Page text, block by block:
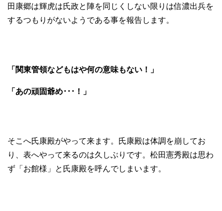
田康郷は輝虎は氏政と陣を同じくしない限りは信濃出兵を
するつもりがないようである事を報告します。
「関東管領などもはや何の意味もない！」
「あの頑固爺め･･･！」
そこへ氏康殿がやって来ます。氏康殿は体調を崩してお
り、表へやって来るのは久しぶりです。松田憲秀殿は思わ
ず「お館様」と氏康殿を呼んでしまいます。